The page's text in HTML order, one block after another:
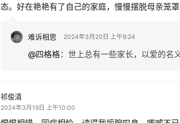
态。好在艳艳有了自己的家庭，慢慢摆脱母亲笼罩
难诉相思 2024年3月20日 上午9:24
@四格格： 世上总有一些家长，以爱的名
祁俊清
2024年3月19日 上午10:00